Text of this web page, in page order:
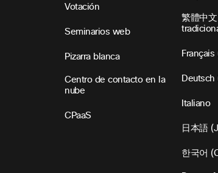
Votación
Seminarios web
Pizarra blanca
Centro de contacto en la
nube
CPaaS
繁體中
Français
Italiano
日本語
한국어